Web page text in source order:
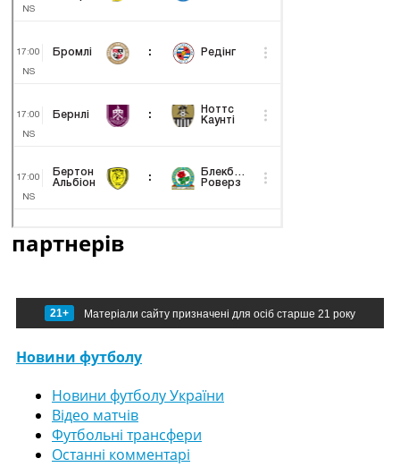
партнерів
21+ Матеріали сайту призначені для осіб старше 21 року
Новини футболу
Новини футболу України
Відео матчів
Футбольні трансфери
Останні комментарі